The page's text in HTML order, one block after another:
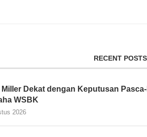
RECENT POSTS
Dekat dengan Keputusan
WSBK
2026